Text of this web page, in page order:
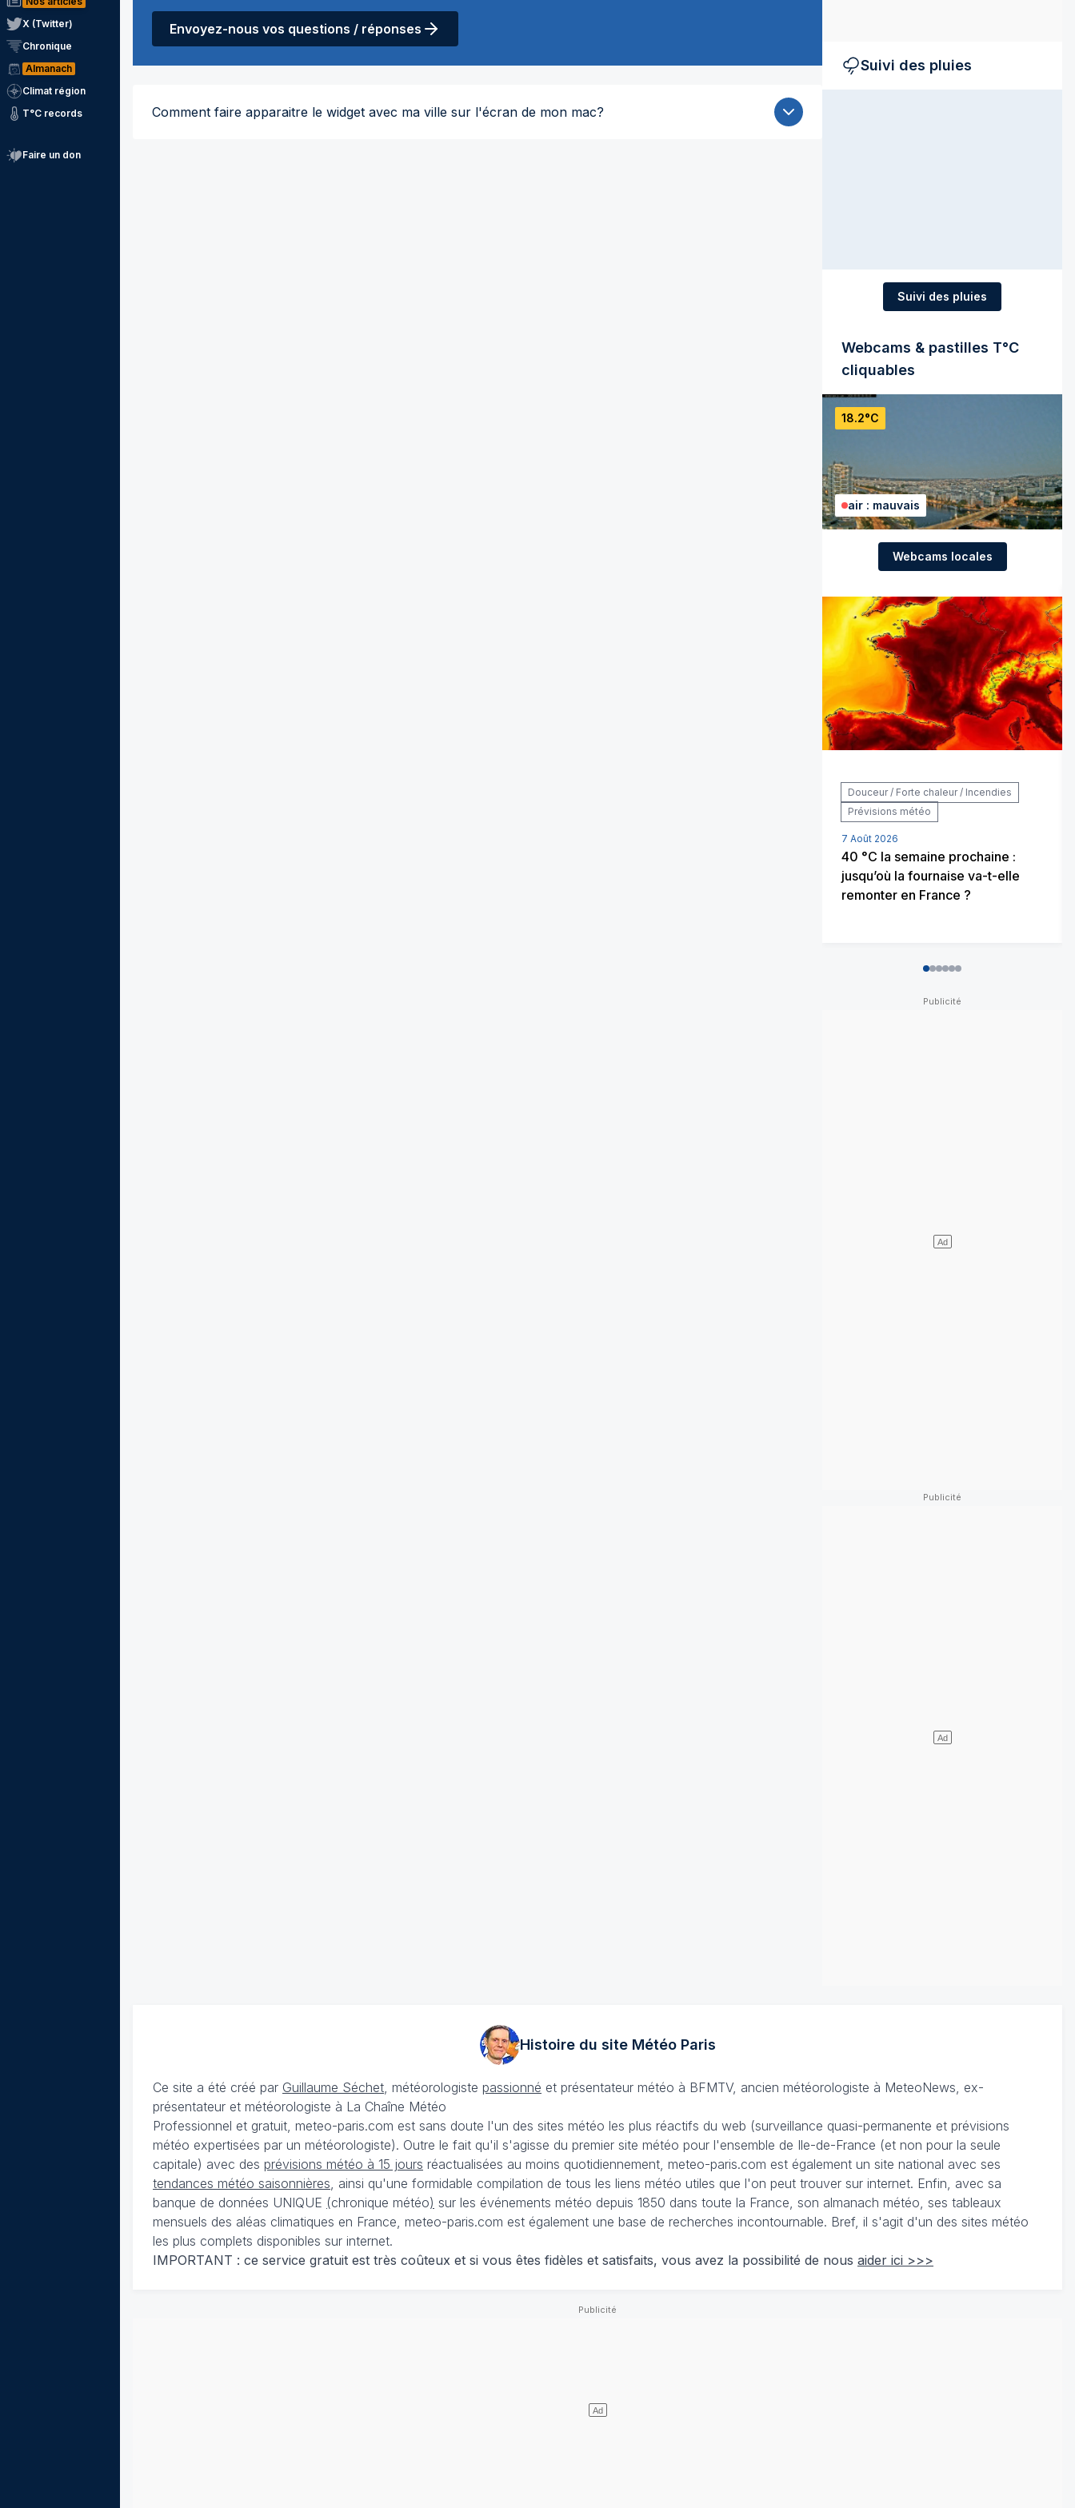
X (Twitter)
Chronique
Almanach
Climat région
T°C records
Faire un don
Envoyez-nous vos questions / réponses
Comment faire apparaitre le widget avec ma ville sur l'écran de mon mac?
Suivi des pluies
Suivi des pluies
Webcams & pastilles T°C
cliquables
18.2°C
air : mauvais
Webcams locales
Douceur / Forte chaleur / Incendies
Prévisions météo
7 Août 2026
40 °C la semaine prochaine :
jusqu’où la fournaise va-t-elle
remonter en France ?
012345
Histoire du site MétéoParis
Ce site a été créé par Guillaume Séchet , météorologiste passionné et présentateur météo à BFMTV, ancien météorologiste à MeteoNews, ex-
présentateur et météorologiste à La Chaîne Météo
Professionnel et gratuit, meteo-paris.com est sans doute l'un des sites météo les plus réactifs du web (surveillance quasi-permanente et prévisions
météo expertisées par un météorologiste). Outre le fait qu'il s'agisse du premier site météo pour l'ensemble de Ile-de-France (et non pour la seule
capitale) avec des prévisions météo à 15 jours réactualisées au moins quotidiennement, meteo-paris.com est également un site national avec ses
tendances météo saisonnières , ainsi qu'une formidable compilation de tous les liens météo utiles que l'on peut trouver sur internet. Enfin, avec sa
banque de données UNIQUE (chronique météo) sur les événements météo depuis 1850 dans toute la France, son almanach météo, ses tableaux
mensuels des aléas climatiques en France, meteo-paris.com est également une base de recherches incontournable. Bref, il s'agit d'un des sites météo
les plus complets disponibles sur internet.
IMPORTANT : ce service gratuit est très coûteux et si vous êtes fidèles et satisfaits, vous avez la possibilité de nous aider ici >>>